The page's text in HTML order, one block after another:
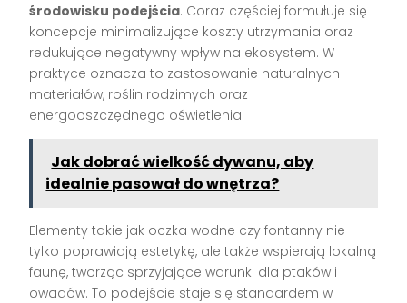
środowisku podejścia. Coraz częściej formułuje się
koncepcje minimalizujące koszty utrzymania oraz
redukujące negatywny wpływ na ekosystem. W
praktyce oznacza to zastosowanie naturalnych
materiałów, roślin rodzimych oraz
energooszczędnego oświetlenia.
Jak dobrać wielkość dywanu, aby
idealnie pasował do wnętrza?
Elementy takie jak oczka wodne czy fontanny nie
tylko poprawiają estetykę, ale także wspierają lokalną
faunę, tworząc sprzyjające warunki dla ptaków i
owadów. To podejście staje się standardem w